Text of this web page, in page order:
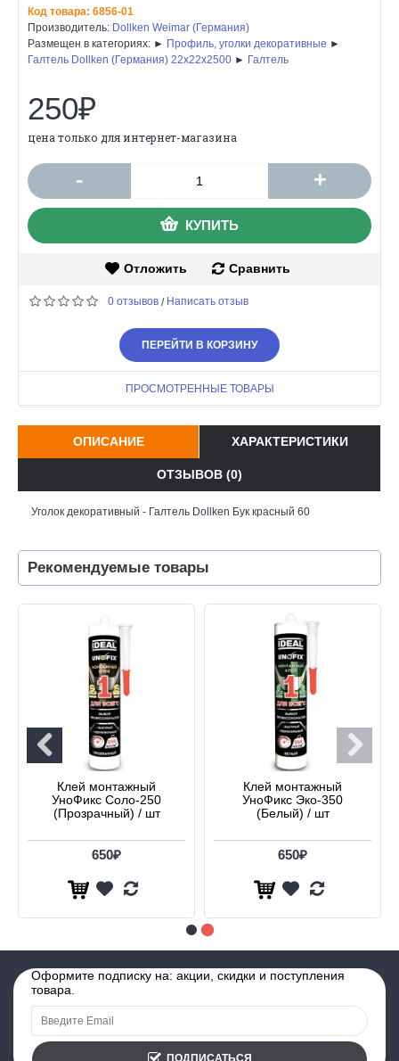
Код товара: 6856-01
Производитель: Dollken Weimar (Германия)
Размещен в категориях: ► Профиль, уголки декоративные ►
Галтель Dollken (Германия) 22х22х2500 ► Галтель
250₽
цена только для интернет-магазина
- +
КУПИТЬ
Отложить Сравнить
0 отзывов / Написать отзыв
ПЕРЕЙТИ В КОРЗИНУ
ПРОСМОТРЕННЫЕ ТОВАРЫ
ОПИСАНИЕ ХАРАКТЕРИСТИКИ
ОТЗЫВОВ (0)
Уголок декоративный - Галтель Dollken Бук красный 60
Рекомендуемые товары
Клей монтажный
УноФикс Соло-250
(Прозрачный) / шт
650₽
Клей монтажный
УноФикс Эко-350
(Белый) / шт
650₽
Оформите подписку на: акции, скидки и поступления
товара.
ПОДПИСАТЬСЯ